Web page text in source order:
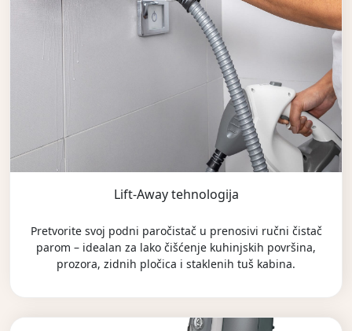
Lift-Away tehnologija
Pretvorite svoj podni paročistač u prenosivi ručni čistač
parom – idealan za lako čišćenje kuhinjskih površina,
prozora, zidnih pločica i staklenih tuš kabina.